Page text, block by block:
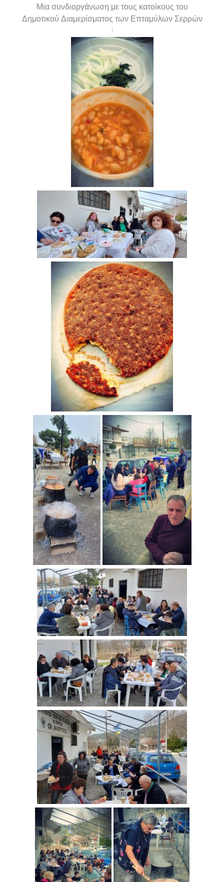
Μια συνδιοργάνωση με τους κατοίκους του
Δημοτικού Διαμερίσματος των Επταμύλων Σερρών
!